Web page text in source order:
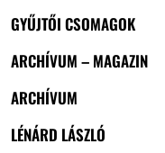
GYŰJTŐI CSOMAGOK
ARCHÍVUM – MAGAZIN
ARCHÍVUM
LÉNÁRD LÁSZLÓ